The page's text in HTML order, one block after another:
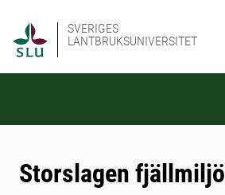
SVERIGES
LANTBRUKSUNIVERSITET
Storslagen fjällmiljö